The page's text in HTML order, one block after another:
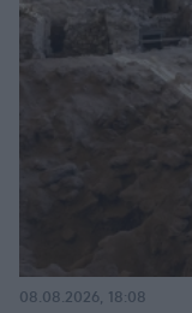
08.08.2026, 18:08